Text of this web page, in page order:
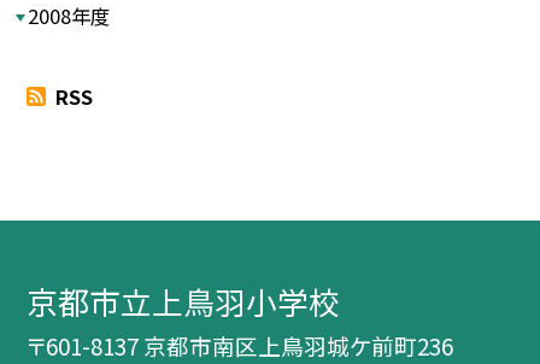
2008年度
RSS
京都市立上鳥羽小学校
〒601-8137 京都市南区上鳥羽城ケ前町236